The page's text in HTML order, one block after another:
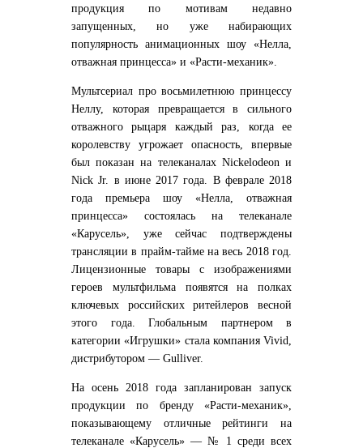
продукция по мотивам недавно
запущенных, но уже набирающих
популярность анимационных шоу «Нелла,
отважная принцесса» и «Расти-механик».
Мультсериал про восьмилетнюю принцессу
Неллу, которая превращается в сильного
отважного рыцаря каждый раз, когда ее
королевству угрожает опасность, впервые
был показан на телеканалах Nickelodeon и
Nick Jr. в июне 2017 года. В феврале 2018
года премьера шоу «Нелла, отважная
принцесса» состоялась на телеканале
«Карусель», уже сейчас подтверждены
трансляции в прайм-тайме на весь 2018 год.
Лицензионные товары с изображениями
героев мультфильма появятся на полках
ключевых российских ритейлеров весной
этого года. Глобальным партнером в
категории «Игрушки» стала компания Vivid,
дистрибутором — Gulliver.
На осень 2018 года запланирован запуск
продукции по бренду «Расти-механик»,
показывающему отличные рейтинги на
телеканале «Карусель» — № 1 среди всех